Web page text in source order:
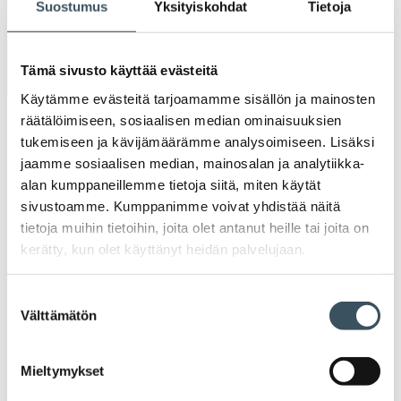
Suostumus Yksityiskohdat Tietoja
Tämä sivusto käyttää evästeitä
Käytämme evästeitä tarjoamamme sisällön ja mainosten
räätälöimiseen, sosiaalisen median ominaisuuksien
tukemiseen ja kävijämäärämme analysoimiseen. Lisäksi
jaamme sosiaalisen median, mainosalan ja analytiikka-
alan kumppaneillemme tietoja siitä, miten käytät
sivustoamme. Kumppanimme voivat yhdistää näitä
tietoja muihin tietoihin, joita olet antanut heille tai joita on
kerätty, kun olet käyttänyt heidän palvelujaan.
valinta
Välttämätön
Mieltymykset
Arkistot
2026
2025
2024
2023